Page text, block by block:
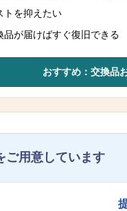
トを抑えたい
品が届けばすぐ復旧できる
おすすめ：交換品
ご用意しています